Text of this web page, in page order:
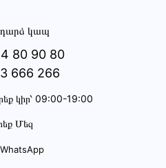
կապ
80 90 80
666 266
կիր՝ 09:00-19:00
Մեզ
WhatsApp